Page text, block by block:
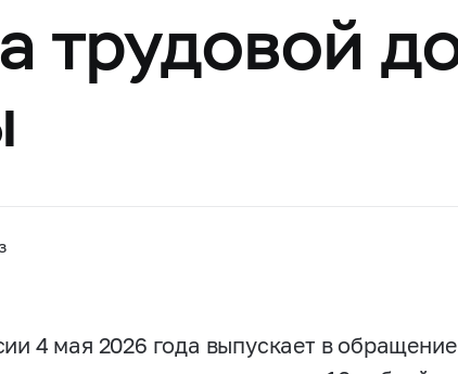
трудовой
4 мая 2026 года выпускает в